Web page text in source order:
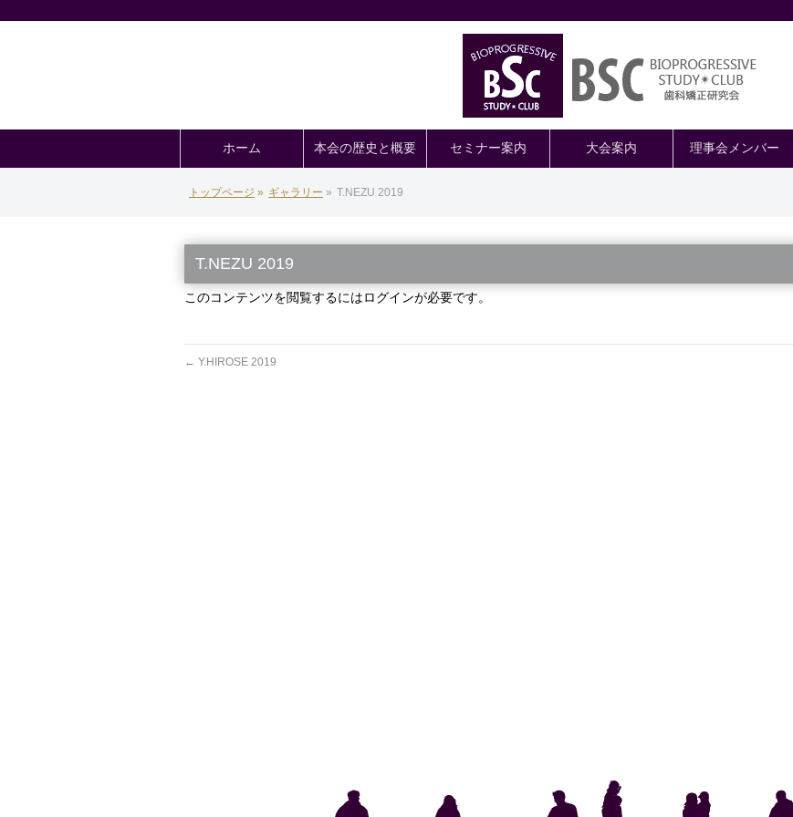
ホーム 本会の歴史と概要 セミナー案内 大会案内 理事会メンバー
トップページ » ギャラリー » T.NEZU 2019
T.NEZU 2019
このコンテンツを閲覧するにはログインが必要です。
← Y.HIROSE 2019